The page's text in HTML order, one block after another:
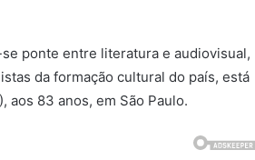
ponte entre literatura e audiovisual,
da formação cultural do país, está
aos 83 anos, em São Paulo.